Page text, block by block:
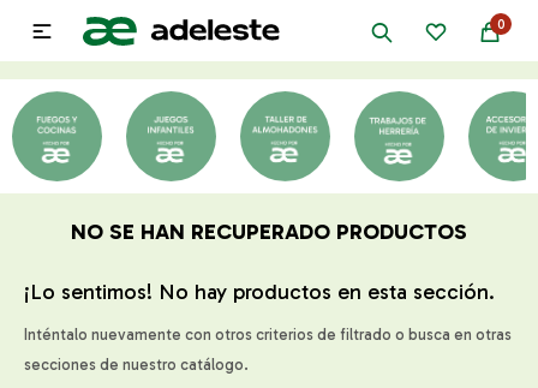
0

NO SE HAN RECUPERADO PRODUCTOS
¡Lo sentimos! No hay productos en esta sección.
Inténtalo nuevamente con otros criterios de filtrado o busca en otras
secciones de nuestro catálogo.